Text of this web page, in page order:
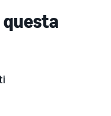
questa